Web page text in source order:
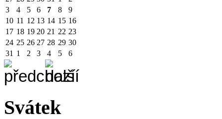
3
4 5 6 7 8
9
10 11 12 13 14 15 16
17 18 19 20 21 22 23
24 25 26 27 28 29 30
31 1 2 3 4 5 6
Svátek